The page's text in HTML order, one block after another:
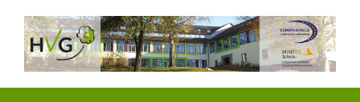
Inhalt
springen